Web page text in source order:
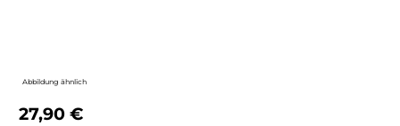
Abbildung ähnlich
Regulärer Preis:
27,90 €